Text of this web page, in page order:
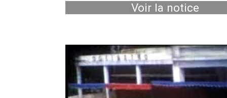
Voir la notice